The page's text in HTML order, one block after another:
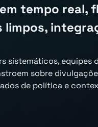
tempo real,
limpos,
sistemáticos, equipes
sobre
de política e